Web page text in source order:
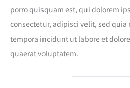
porro quisquam est, qui dolorem
consectetur, adipisci velit, sed
tempora incidunt ut labore et
quaerat voluptatem.